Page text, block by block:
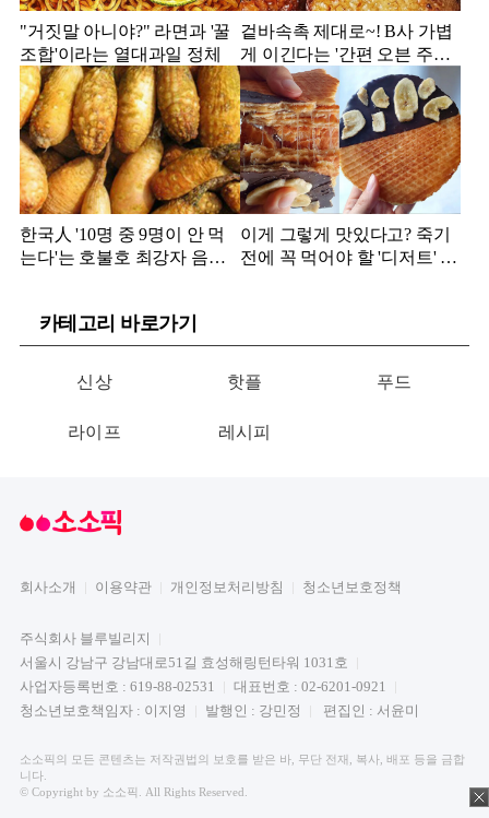
"거짓말 아니야?" 라면과 '꿀
조합'이라는 열대과일 정체
겉바속촉 제대로~! B사 가볍
게 이긴다는 '간편 오븐 주먹
밥' 정체
한국人 '10명 중 9명이 안 먹
는다'는 호불호 최강자 음식
이게 그렇게 맛있다고? 죽기
전에 꼭 먹어야 할 '디저트' 정
카테고리 바로가기
신상 핫플 푸드
라이프 레시피
회사소개 이용약관 개인정보처리방침 청소년보호정책
주식회사 블루빌리지
서울시 강남구 강남대로51길 효성해링턴타워 1031호
사업자등록번호 : 619-88-02531
대표번호 : 02-6201-0921
청소년보호책임자 : 이지영
발행인 : 강민정 편집인 : 서윤미
소소픽의 모든 콘텐츠는 저작권법의 보호를 받은 바, 무단 전재, 복사, 배포 등을 금합
니다.
© Copyright by 소소픽. All Rights Reserved.